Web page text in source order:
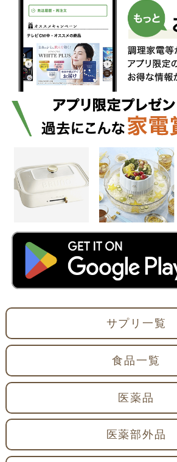
サプリ一覧
食品一覧
医薬品
医薬部外品